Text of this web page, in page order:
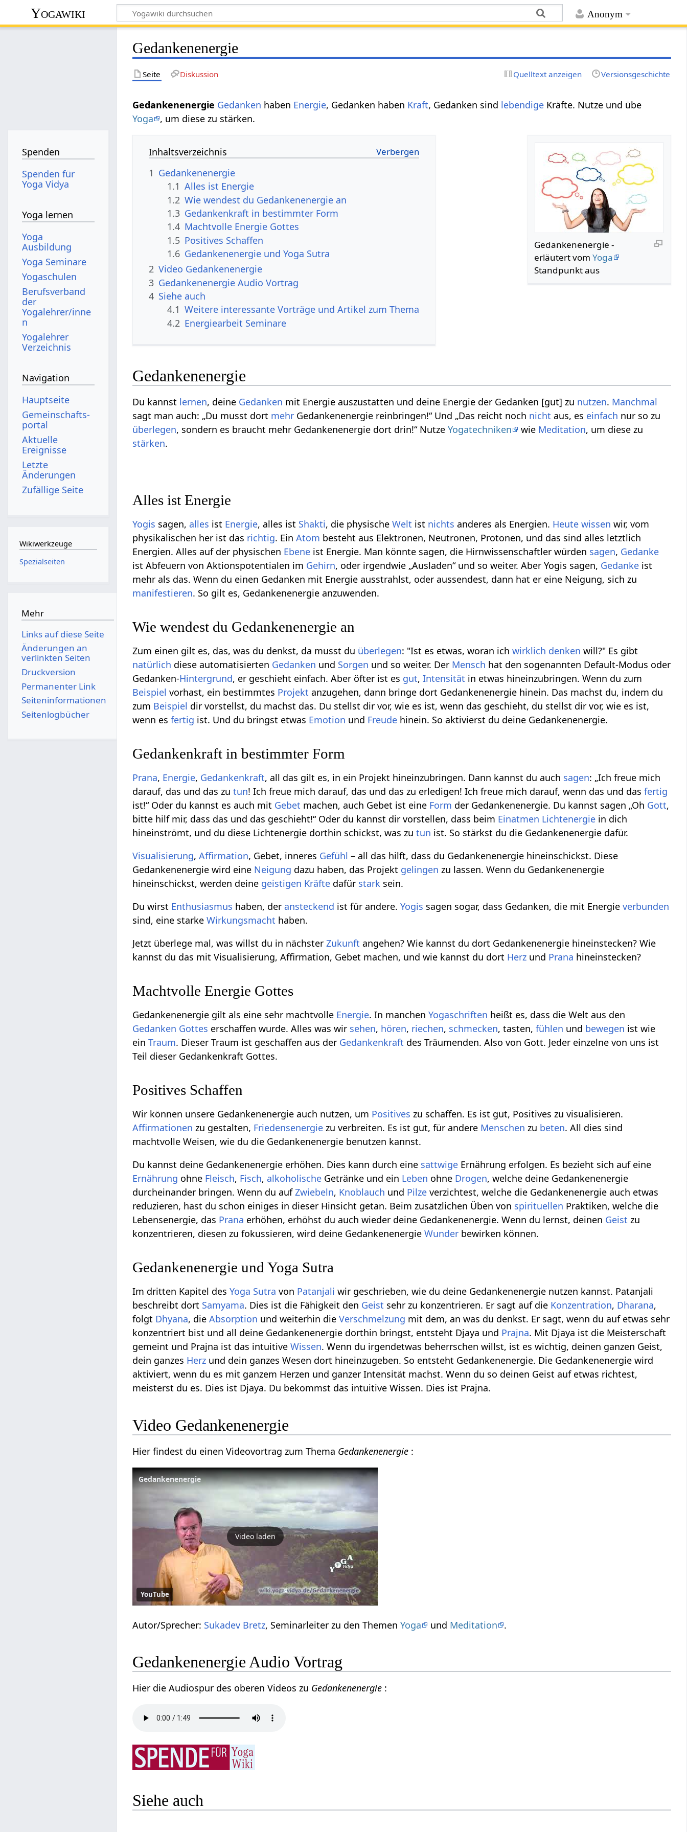
Anonym
Yogawiki
Gedankenenergie
Seite Diskussion Quelltext anzeigen Versionsgeschichte
Gedankenenergie Gedanken haben Energie, Gedanken haben Kraft, Gedanken sind lebendige Kräfte. Nutze und übe
Yoga
, um diese zu stärken.
Gedankenenergie -
erläutert vomYoga
Standpunkt aus
Inhaltsverzeichnis
1 Gedankenenergie
1.1 Alles ist Energie
1.2 Wie wendest du Gedankenenergie an
1.3 Gedankenkraft in bestimmter Form
1.4 Machtvolle Energie Gottes
1.5 Positives Schaffen
1.6 Gedankenenergie und Yoga Sutra
2 Video Gedankenenergie
3 Gedankenenergie Audio Vortrag
4 Siehe auch
4.1 Weitere interessante Vorträge und Artikel zum Thema
4.2 Energiearbeit Seminare
Gedankenenergie
Du kannst lernen, deine Gedanken mit Energie auszustatten und deine Energie der Gedanken [gut] zu nutzen. Manchmal
sagt man auch: „Du musst dort mehr Gedankenenergie reinbringen!“ Und „Das reicht noch nicht aus, es einfach nur so zu
überlegen, sondern es braucht mehr Gedankenenergie dort drin!“ NutzeYogatechniken wie Meditation, um diese zu
stärken.
Alles ist Energie
Yogis sagen, alles ist Energie, alles ist Shakti, die physischeWelt ist nichts anderes als Energien. Heute wissen wir, vom
physikalischen her ist das richtig. EinAtom besteht aus Elektronen, Neutronen, Protonen, und das sind alles letztlich
Energien. Alles auf der physischen Ebene ist Energie. Man könnte sagen, die Hirnwissenschaftler würden sagen, Gedanke
ist Abfeuern von Aktionspotentialen im Gehirn, oder irgendwie „Ausladen“ und so weiter. Aber Yogis sagen, Gedanke ist
mehr als das. Wenn du einen Gedanken mit Energie ausstrahlst, oder aussendest, dann hat er eine Neigung, sich zu
manifestieren. So gilt es, Gedankenenergie anzuwenden.
Wie wendest du Gedankenenergie an
Zum einen gilt es, das, was du denkst, da musst du überlegen: "Ist es etwas, woran ichwirklich denken will?" Es gibt
natürlich diese automatisierten Gedanken und Sorgen und so weiter. Der Mensch hat den sogenannten Default-Modus oder
Gedanken-Hintergrund, er geschieht einfach. Aber öfter ist es gut,Intensität in etwas hineinzubringen. Wenn du zum
Beispiel vorhast, ein bestimmtes Projekt anzugehen, dann bringe dort Gedankenenergie hinein. Das machst du, indem du
zum Beispiel dir vorstellst, du machst das. Du stellst dir vor, wie es ist, wenn das geschieht, du stellst dir vor, wie es ist,
wenn esfertig ist. Und du bringst etwas Emotion und Freude hinein. So aktivierst du deine Gedankenenergie.
Gedankenkraft in bestimmter Form
Prana, Energie, Gedankenkraft, all das gilt es, in ein Projekt hineinzubringen. Dann kannst du auch sagen: „Ich freue mich
darauf, das und das zutun! Ich freue mich darauf, das und das zu erledigen! Ich freue mich darauf, wenn das und dasfertig
ist!“ Oder du kannst es auch mit Gebet machen, auch Gebet ist eine Form der Gedankenenergie. Du kannst sagen „Oh Gott,
bitte hilf mir, dass das und das geschieht!“ Oder du kannst dir vorstellen, dass beim Einatmen Lichtenergie in dich
hineinströmt, und du diese Lichtenergie dorthin schickst, was zutun ist. So stärkst du die Gedankenenergie dafür.
Visualisierung,Affirmation, Gebet, inneres Gefühl – all das hilft, dass du Gedankenenergie hineinschickst. Diese
Gedankenenergie wird eine Neigung dazu haben, das Projekt gelingen zu lassen. Wenn du Gedankenenergie
hineinschickst, werden deine geistigen Kräfte dafür stark sein.
Du wirst Enthusiasmus haben, der ansteckend ist für andere.Yogis sagen sogar, dass Gedanken, die mit Energieverbunden
sind, eine starkeWirkungsmacht haben.
Jetzt überlege mal, was willst du in nächsterZukunft angehen? Wie kannst du dort Gedankenenergie hineinstecken? Wie
kannst du das mit Visualisierung, Affirmation, Gebet machen, und wie kannst du dort Herz und Prana hineinstecken?
Machtvolle Energie Gottes
Gedankenenergie gilt als eine sehr machtvolle Energie. In manchenYogaschriften heißt es, dass die Welt aus den
Gedanken Gottes erschaffen wurde. Alles was wir sehen, hören, riechen, schmecken, tasten,fühlen und bewegen ist wie
einTraum. Dieser Traum ist geschaffen aus der Gedankenkraft des Träumenden. Also von Gott. Jeder einzelne von uns ist
Teil dieser Gedankenkraft Gottes.
Positives Schaffen
Wir können unsere Gedankenenergie auch nutzen, um Positives zu schaffen. Es ist gut, Positives zu visualisieren.
Affirmationen zu gestalten, Friedensenergie zu verbreiten. Es ist gut, für andere Menschen zu beten. All dies sind
machtvolle Weisen, wie du die Gedankenenergie benutzen kannst.
Du kannst deine Gedankenenergie erhöhen. Dies kann durch eine sattwige Ernährung erfolgen. Es bezieht sich auf eine
Ernährung ohne Fleisch, Fisch, alkoholische Getränke und ein Leben ohne Drogen, welche deine Gedankenenergie
durcheinander bringen. Wenn du aufZwiebeln, Knoblauch und Pilze verzichtest, welche die Gedankenenergie auch etwas
reduzieren, hast du schon einiges in dieser Hinsicht getan. Beim zusätzlichen Üben von spirituellen Praktiken, welche die
Lebensenergie, das Prana erhöhen, erhöhst du auch wieder deine Gedankenenergie. Wenn du lernst, deinen Geist zu
konzentrieren, diesen zu fokussieren, wird deine GedankenenergieWunder bewirken können.
Gedankenenergie und Yoga Sutra
Im dritten Kapitel desYoga Sutra von Patanjali wir geschrieben, wie du deine Gedankenenergie nutzen kannst. Patanjali
beschreibt dort Samyama. Dies ist die Fähigkeit den Geist sehr zu konzentrieren. Er sagt auf die Konzentration, Dharana,
folgt Dhyana, dieAbsorption und weiterhin dieVerschmelzung mit dem, an was du denkst. Er sagt, wenn du auf etwas sehr
konzentriert bist und all deine Gedankenenergie dorthin bringst, entsteht Djaya und Prajna. Mit Djaya ist die Meisterschaft
gemeint und Prajna ist das intuitiveWissen. Wenn du irgendetwas beherrschen willst, ist es wichtig, deinen ganzen Geist,
dein ganzes Herz und dein ganzes Wesen dort hineinzugeben. So entsteht Gedankenenergie. Die Gedankenenergie wird
aktiviert, wenn du es mit ganzem Herzen und ganzer Intensität machst. Wenn du so deinen Geist auf etwas richtest,
meisterst du es. Dies ist Djaya. Du bekommst das intuitive Wissen. Dies ist Prajna.
Video Gedankenenergie
Hier findest du einen Videovortrag zum Thema Gedankenenergie :
Gedankenenergie
Video laden
YouTube
Autor/Sprecher: Sukadev Bretz, Seminarleiter zu den ThemenYoga und Meditation .
Gedankenenergie Audio Vortrag
Hier die Audiospur des oberen Videos zu Gedankenenergie :
Siehe auch
Spenden
Spenden für
Yoga Vidya
Yoga lernen
Yoga
Ausbildung
Yoga Seminare
Yogaschulen
Berufsverband
der
Yogalehrer/inne
n
Yogalehrer
Verzeichnis
Navigation
Hauptseite
Gemeinschafts­
portal
Aktuelle
Ereignisse
Letzte
Änderungen
Zufällige Seite
Wikiwerkzeuge
Spezialseiten
Mehr
Links auf diese Seite
Änderungen an
verlinkten Seiten
Druckversion
Permanenter Link
Seiten­­informationen
Seitenlogbücher